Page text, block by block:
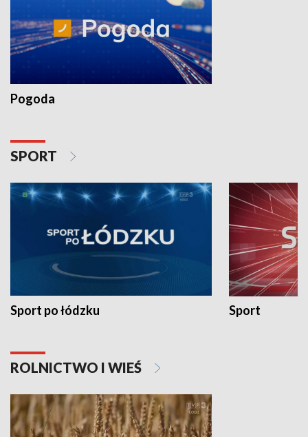
Pogoda
SPORT
Sport po łódzku Sport
ROLNICTWO I WIEŚ